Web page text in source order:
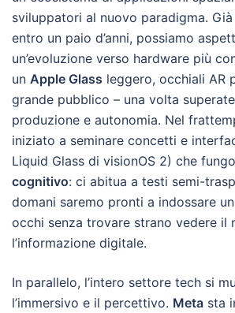
sviluppatori al nuovo paradigma. Già
entro un paio d’anni, possiamo
un’evoluzione verso hardware più
un Apple Glass leggero, occhiali AR
grande pubblico – una volta
produzione e autonomia. Nel
iniziato a seminare concetti e
Liquid Glass di visionOS 2) che
cognitivo: ci abitua a testi semi-
domani saremo pronti a indossare
occhi senza trovare strano vedere il
l’informazione digitale.
In parallelo, l’intero settore tech si
l’immersivo e il percettivo. Meta sta